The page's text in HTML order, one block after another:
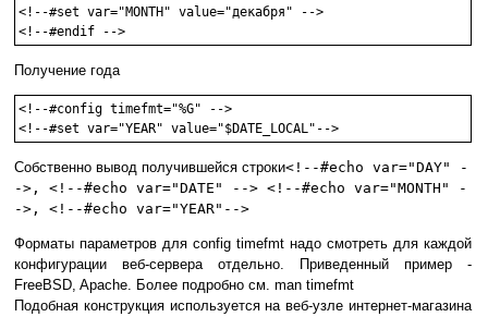
<!--#set var="MONTH" value="декабря" -->
<!--#endif -->
Получение года
<!--#config timefmt="%G" -->
<!--#set var="YEAR" value="$DATE_LOCAL"-->
Собственно вывод получившейся строки<!--#echo var="DAY" -
->, <!--#echo var="DATE" --> <!--#echo var="MONTH" -
->, <!--#echo var="YEAR"-->
Форматы параметров для config timefmt надо смотреть для каждой
конфигурации веб-сервера отдельно. Приведенный пример -
FreeBSD, Apache. Более подробно см. man timefmt
Подобная конструкция используется на веб-узле интернет-магазина